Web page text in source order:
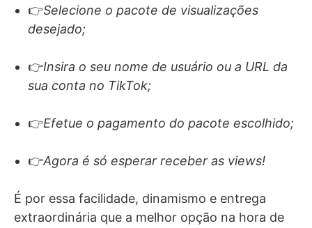
👉Selecione o pacote de visualizações
desejado;
👉Insira o seu nome de usuário ou a URL da
sua conta no TikTok;
👉Efetue o pagamento do pacote escolhido;
👉Agora é só esperar receber as views!
É por essa facilidade, dinamismo e entrega
extraordinária que a melhor opção na hora de